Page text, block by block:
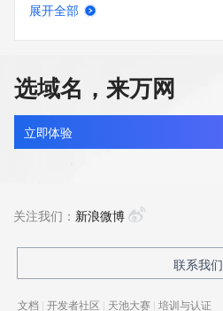
cosclarity.com
新注册
最近查询
展开全部
选域名，来万网
立即体验
关注我们： 新浪微博
联系我们
文档 | 开发者社区 | 天池大赛 | 培训与认证